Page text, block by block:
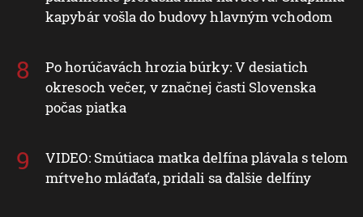
kapybár vošla do budovy hlavným vchodom
Po horúčavách hrozia búrky: V desiatich
okresoch večer, v značnej časti Slovenska
počas piatka
VIDEO: Smútiaca matka delfína plávala s telom
mŕtveho mláďaťa, pridali sa ďalšie delfíny